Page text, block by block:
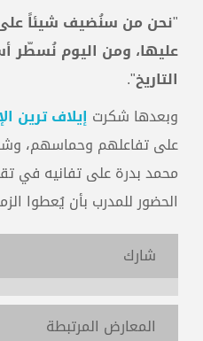
"نحن من سنُضيف شيئاً على
عليها، ومن اليوم نُسطّر
التاريخ".
وبعدها شكرت إيلاف ترين
على تفاعلهم وحماسهم،
محمد بدرة على تفانيه في
الحضور للمدرب بأن يُعطوا
شارك
المعارض المرتبطة